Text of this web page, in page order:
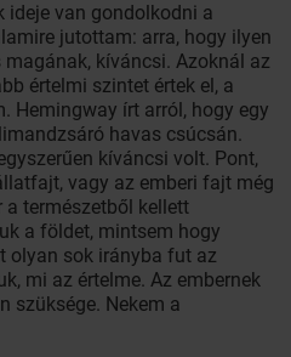
ideje van gondolkodni a
jutottam: arra, hogy ilyen
kíváncsi. Azoknál az
értelmi szintet értek el, a
Hemingway írt arról, hogy egy
havas csúcsán.
kíváncsi volt. Pont,
vagy az emberi fajt még
a természetből kellett
a földet, mintsem hogy
olyan sok irányba fut az
mi az értelme. Az embernek
szüksége. Nekem a